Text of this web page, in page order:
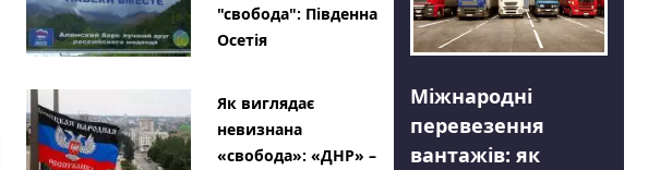
"свобода": Південна
Осетія
Як виглядає
невизнана
«свобода»: «ДНР» –
Міжнародні
перевезення
вантажів: як